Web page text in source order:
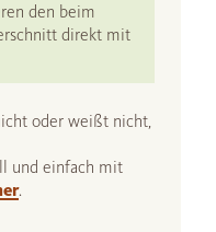
den beim
direkt mit
oder weißt nicht,
und einfach mit
.